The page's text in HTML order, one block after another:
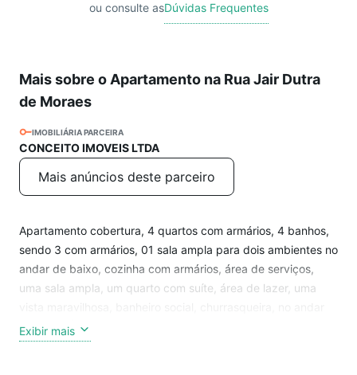
ou consulte asDúvidas Frequentes
Mais sobre o Apartamento na Rua Jair Dutra
de Moraes
IMOBILIÁRIA PARCEIRA
CONCEITO IMOVEIS LTDA
Mais anúncios deste parceiro
Apartamento cobertura, 4 quartos com armários, 4 banhos,
sendo 3 com armários, 01 sala ampla para dois ambientes no
andar de baixo, cozinha com armários, área de serviços,
uma sala ampla, um quarto com suíte, área de lazer, uma
de cima. Ótima localização, escolas e comércio e uma praça
de lazer bem em frente.
Exibir mais